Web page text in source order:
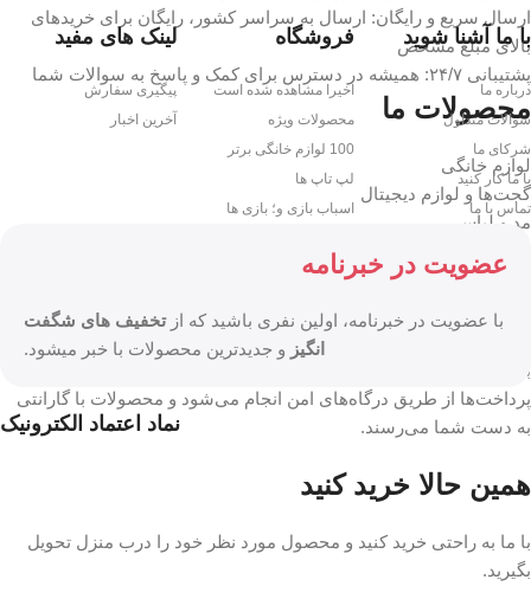
ارسال سریع و رایگان: ارسال به سراسر کشور، رایگان برای خریدهای
بالای مبلغ مشخص
پشتیبانی ۲۴/۷: همیشه در دسترس برای کمک و پاسخ به سوالات شما
محصولات ما
لوازم خانگی
گجت‌ها و لوازم دیجیتال
مد و لباس
الکترونیک
تجربه خرید راحت و امن
با
پرداخت‌ها از طریق درگاه‌های امن انجام می‌شود و محصولات با گارانتی
به دست شما می‌رسند.
همین حالا خرید کنید
با ما به راحتی خرید کنید و محصول مورد نظر خود را درب منزل تحویل
بگیرید.
با ما آشنا شوید
درباره ما
سوالات متداول
شرکای ما
با ما کار کنید
تماس با ما
فروشگاه
اخیرا مشاهده شده است
محصولات ویژه
100 لوازم خانگی برتر
لپ تاپ ها
اسباب بازی و؛ بازی ها
لینک های مفید
پیگیری سفارش
آخرین اخبار
عضویت در خبرنامه
با عضویت در خبرنامه، اولین نفری باشید که ازتخفیف های شگفت
انگیز و جدیدترین محصولات با خبر میشود.
نماد اعتماد الکترونیک